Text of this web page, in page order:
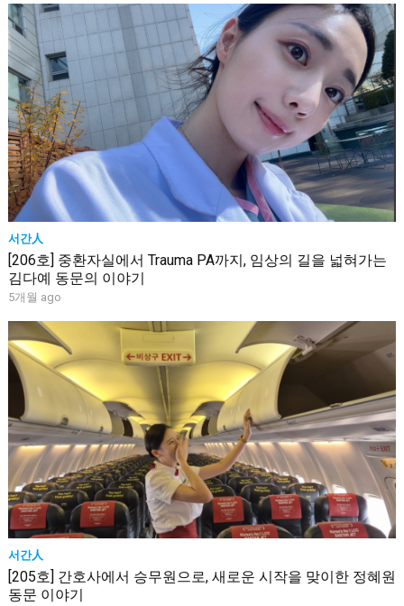
서간人
[206호] 중환자실에서 Trauma PA까지, 임상의 길을 넓혀가는
김다예 동문의 이야기
5개월 ago
서간人
[205호] 간호사에서 승무원으로, 새로운 시작을 맞이한 정혜원
동문 이야기